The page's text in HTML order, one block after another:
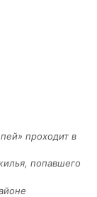
проходит в
попавшего